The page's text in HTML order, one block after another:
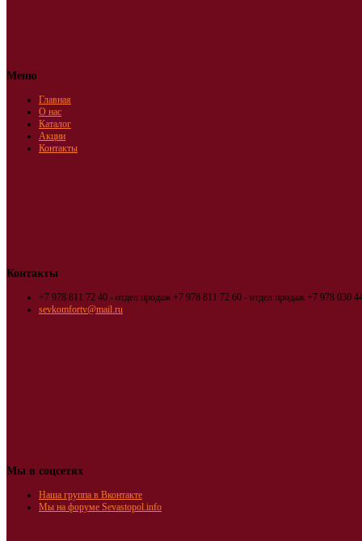
Меню
Главная
О нас
Каталог
Акции
Контакты
Контакты
+7 978 811 72 40 - отдел продаж +7 978 811 72 60 - отдел продаж +7 978 030
sevkomfortv@mail.ru
Мы в соцсетях
Наша группа в Вконтакте
Мы на форуме Sevastopol.info